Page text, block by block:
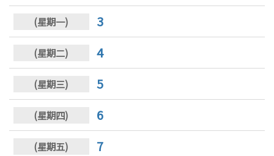
3
4
5
6
7